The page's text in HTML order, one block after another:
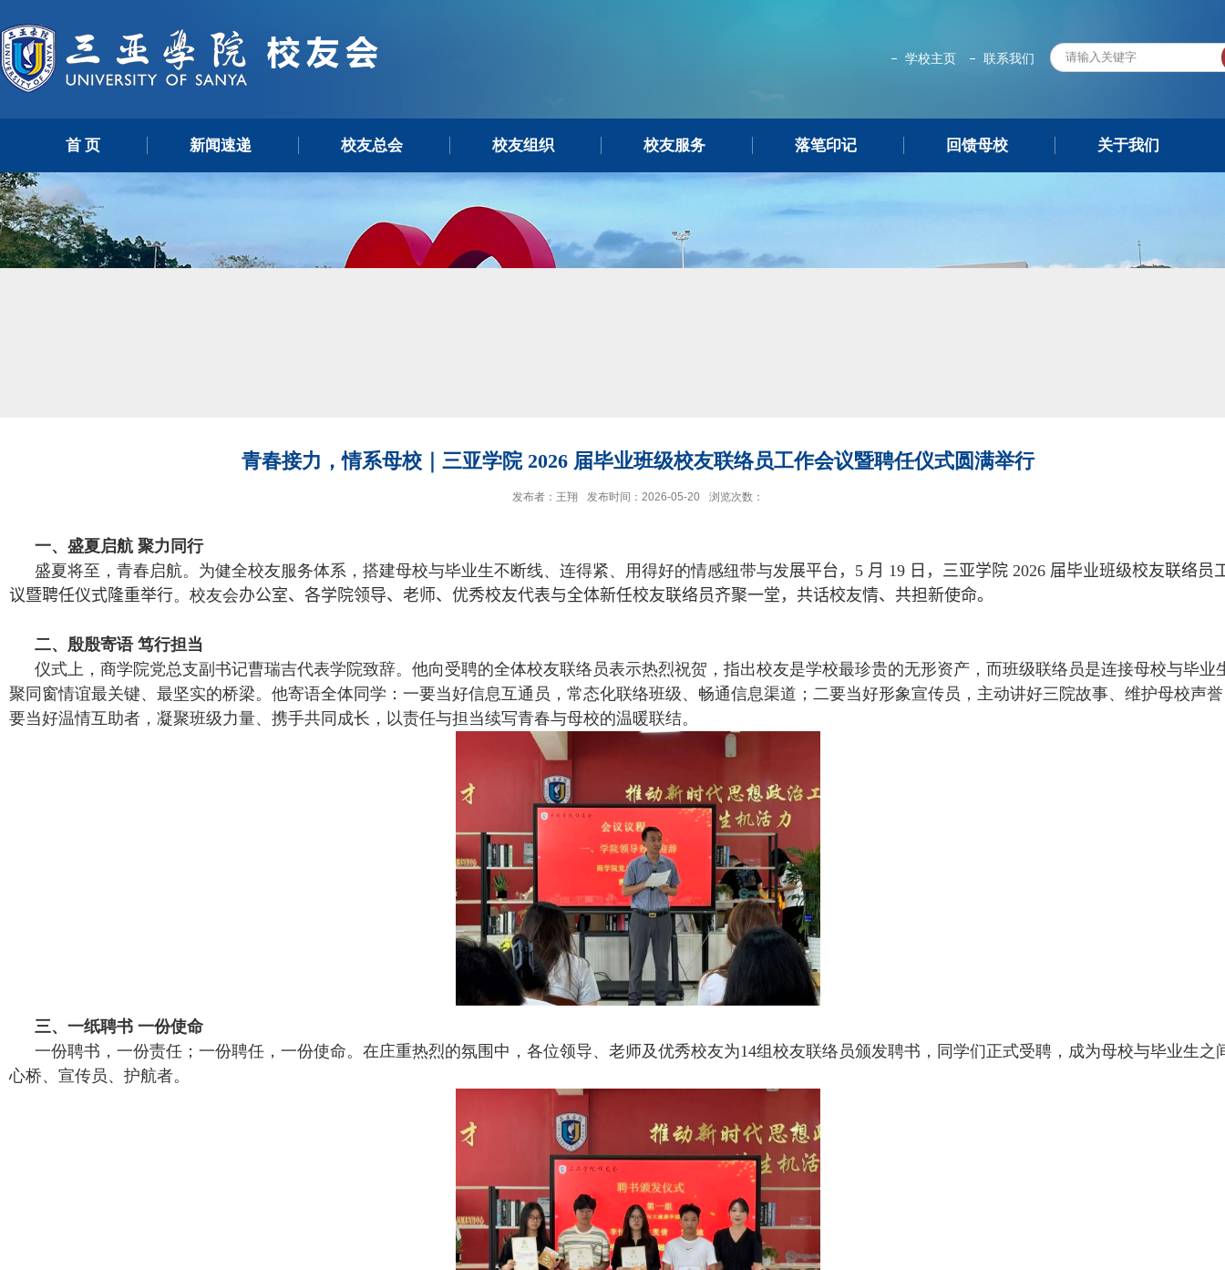
学校主页 联系我们
首 页 新闻速递 校友总会 校友组织 校友服务 落笔印记 回馈母校 关于我们
青春接力，情系母校｜三亚学院 2026 届毕业班级校友联络员工作会议暨聘任仪式圆满举行
发布者：王翔 发布时间：2026-05-20 浏览次数：
一、盛夏启航 聚力同行
盛夏将至，青春启航。为健全校友服务体系，搭建母校与毕业生不断线、连得紧、用得好的情感纽带与发展平台， 5 月 19 日，三亚学院 2026 届毕业班级校友联络员
议暨聘任仪式隆重举行。校友会办公室、各学院领导、老师、优秀校友代表与全体新任校友联络员齐聚一堂，共话校友情、共担新使命。
二、殷殷寄语 笃行担当
仪式上，商学院党总支副书记曹瑞吉代表学院致辞。他向受聘的全体校友联络员表示热烈祝贺，指出校友是学校最珍贵的无形资产，而班级联络员是连接母校与毕业
聚同窗情谊最关键、最坚实的桥梁。他寄语全体同学：一要当好信息互通员，常态化联络班级、畅通信息渠道；二要当好形象宣传员，主动讲好三院故事、维护母校声
要当好温情互助者，凝聚班级力量、携手共同成长，以责任与担当续写青春与母校的温暖联结。
三、一纸聘书 一份使命
一份聘书，一份责任；一份聘任，一份使命。在庄重热烈的氛围中，各位领导、老师及优秀校友为14组校友联络员颁发聘书，同学们正式受聘，成为母校与毕业生之
心桥、宣传员、护航者。